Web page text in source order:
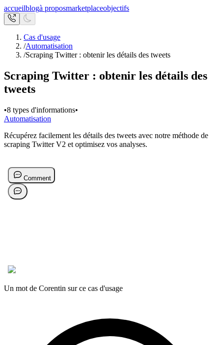
accueilblogà proposmarketplaceobjectifs
Cas d'usage
/Automatisation
/Scraping Twitter : obtenir les détails des tweets
Scraping Twitter : obtenir les détails des
tweets
•8 types d'informations•
Automatisation
Récupérez facilement les détails des tweets avec notre méthode de
scraping Twitter V2 et optimisez vos analyses.
Un mot de Corentin sur ce cas d'usage